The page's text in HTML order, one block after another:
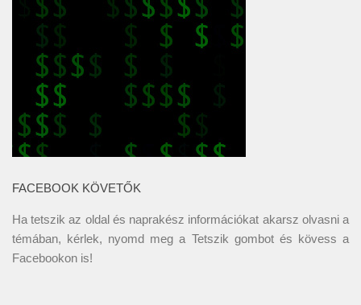
FACEBOOK KÖVETŐK
Ha tetszik az oldal és naprakész információkat akarsz olvasni a
témában, kérlek, nyomd meg a Tetszik gombot és kövess a
Facebookon is!